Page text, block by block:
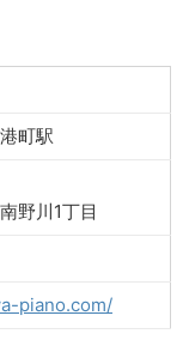
町駅
野川1丁目
piano.com/